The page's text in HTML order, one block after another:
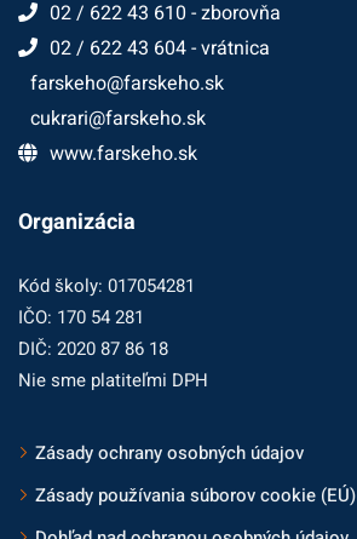
02 / 622 43 610 - zborovňa
02 / 622 43 604 - vrátnica
farskeho@farskeho.sk
cukrari@farskeho.sk
www.farskeho.sk
Organizácia
Kód školy: 017054281
IČO: 170 54 281
DIČ: 2020 87 86 18
Nie sme platiteľmi DPH
Zásady ochrany osobných údajov
Zásady používania súborov cookie (EÚ)